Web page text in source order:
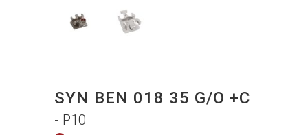
SYN BEN 018 35 G/O +C
- P10